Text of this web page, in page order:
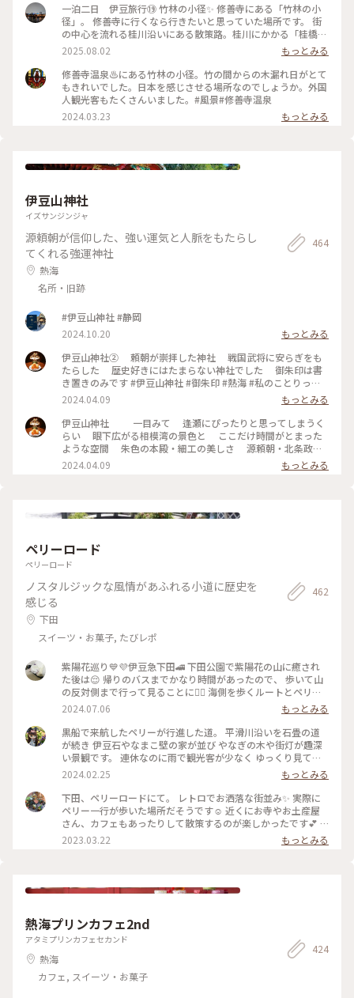
一泊二日 伊豆旅行⑲ 竹林の小径✨️ 修善寺にある「竹林の小
径」。 修善寺に行くなら行きたいと思っていた場所です。 街
の中心を流れる桂川沿いにある散策路。桂川にかかる「桂橋」
から「楓橋」にかけて、300mほどの遊歩道が続いています。
自然風景を満喫することができる「竹林の小径」✨️ 石畳の通路
を進んで行くと、中央部に竹製の大きな円形ベンチもあります
💡 誰もいなくて貸切状態😆 素敵な竹林の小径を満喫してきま
した✨️ 2025.7.9 #竹林の小径 #ゆるり夏時間
2025.08.02
もっとみる
修善寺温泉♨️にある竹林の小径。竹の間からの木漏れ日がとて
もきれいでした。日本を感じさせる場所なのでしょうか。外国
人観光客もたくさんいました。#風景#修善寺温泉
2024.03.23
もっとみる
伊豆山神社
イズサンジンジャ
源頼朝が信仰した、強い運気と人脈をもたらし
てくれる強運神社
熱海
名所・旧跡
464
#伊豆山神社 #静岡
2024.10.20
もっとみる
伊豆山神社② 頼朝が崇拝した神社 戦国武将に安らぎをも
たらした 歴史好きにはたまらない神社でした 御朱印は書
き置きのみです #伊豆山神社 #御朱印 #熱海 #私のことりっぷ
旅 #春色さがし
2024.04.09
もっとみる
伊豆山神社 一目みて 逢瀬にぴったりと思ってしまうく
らい 眼下広がる相模湾の景色と ここだけ時間がとまった
ような空間 朱色の本殿・細工の美しさ 源頼朝・北条政子
の姿が自然と浮かんできます 鳥居からの180段の階段は
男坂と言われてるそうでまさに 心臓破りの丘ならぬ階段で
2024.04.09 もっとみる
ペリーロード
ペリーロード
ノスタルジックな風情があふれる小道に歴史を
感じる
下田
スイーツ・お菓子, たびレポ
462
紫陽花巡り💙💜伊豆急下田🚄 下田公園で紫陽花の山に癒され
た後は😌 帰りのバスまでかなり時間があったので、 歩いて山
の反対側まで行って見ることに🚶‍♀️ 海側を歩くルートとペリー
ロードを通るルート、 行き方は二通り✌🏻ペリーロードを歩く
事に♪ その昔、来日したペリーが了仙寺まで歩いた道🌿 この
日はお休みのお店が多く、サクッと通った だけでしたが😅柳
並木に風情ある建物、今度は もう少しゆっくり来てみたいで
す🥰 ペリーロードを抜けるとトンネルが見えて 来ました❣️トン
ネルの向こうは…海かなぁ💙 #電車旅 #相模湾 #伊豆急下田 #
紫陽花巡り #ことりっぷ下田 #特急踊り子 #ペリーロード#下田
公園
2024.07.06
もっとみる
黒船で来航したペリーが行進した道。 平滑川沿いを石畳の道
が続き 伊豆石やなまこ壁の家が並び やなぎの木や街灯が趣深
い景観です。 連休なのに雨で観光客が少なく ゆっくり見てま
われました。 #冬の旅#下田#ペリーロード
2024.02.25
もっとみる
下田、ペリーロードにて。 レトロでお洒落な街並み✨ 実際に
ペリー一行が歩いた場所だそうです☺️ 近くにお寺やお土産屋
さん、カフェもあったりして散策するのが楽しかったです💕 #
私のことりっぷ旅 #レトロな街 #Myことりっぷ
2023.03.22 もっとみる
熱海プリンカフェ2nd
アタミプリンカフェセカンド
熱海
カフェ, スイーツ・お菓子
424